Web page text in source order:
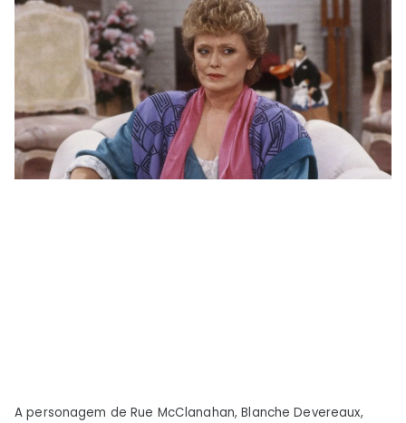
A personagem de Rue McClanahan, Blanche Devereaux,